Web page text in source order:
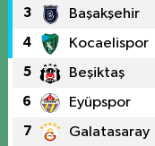
3 Başakşehir
4 Kocaelispor
5 Beşiktaş
6 Eyüpspor
7 Galatasaray